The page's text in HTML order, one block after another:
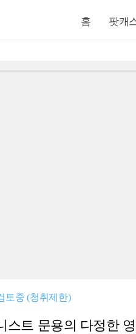
홈 팟캐
토중 (청취제한)
스트 문용의 다정한